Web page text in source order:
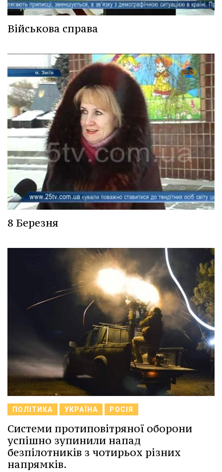
Військова справа
8 Березня
ПОЛІТИКА УКРАЇНА РОСІЯ
Системи протиповітряної оборони
успішно зупинили напад
безпілотників з чотирьох різних
напрямків.